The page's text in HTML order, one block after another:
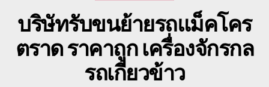
บริษัทรับขนย้ายรถแม็คโคร
ตราด ราคาถูก เครื่องจักรกล
รถเกี่ยวข้าว